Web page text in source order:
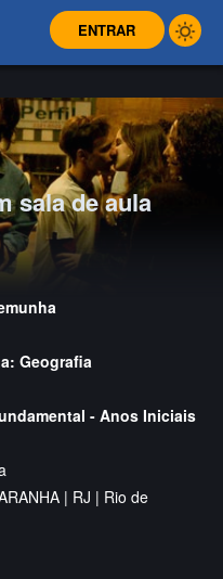
ENTRAR
sala de aula
Geografia
- Anos Iniciais
| RJ | Rio de